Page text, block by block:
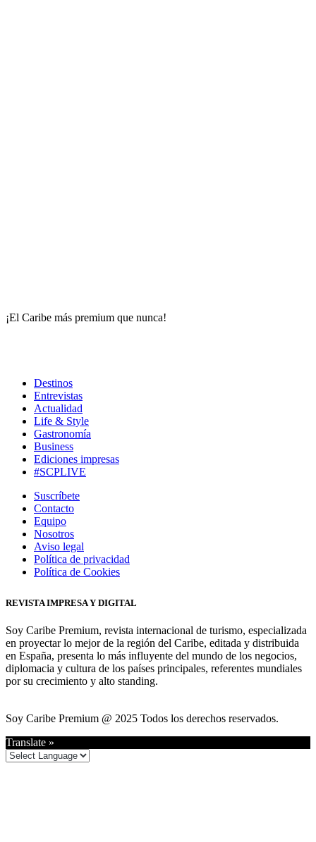
¡El Caribe más premium que nunca!
Destinos
Entrevistas
Actualidad
Life & Style
Gastronomía
Business
Ediciones impresas
#SCPLIVE
Suscríbete
Contacto
Equipo
Nosotros
Aviso legal
Política de privacidad
Política de Cookies
REVISTA IMPRESA Y DIGITAL
Soy Caribe Premium, revista internacional de turismo, especializada
en proyectar lo mejor de la región del Caribe, editada y distribuida
en España, presenta lo más influyente del mundo de los negocios,
diplomacia y cultura de los países principales, referentes mundiales
por su crecimiento y alto standing.
Soy Caribe Premium @ 2025 Todos los derechos reservados.
Translate »